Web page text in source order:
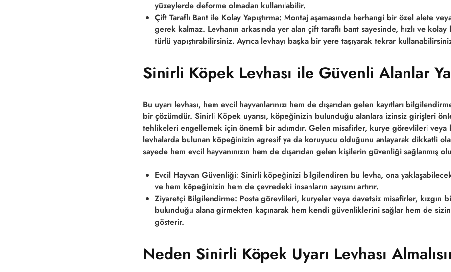
yüzeylerde deforme olmadan kullanılabilir.
Çift Taraflı Bant ile Kolay Yapıştırma: Montaj aşamasında herhangi bir özel alete
gerek kalmaz. Levhanın arkasında yer alan çift taraflı bant sayesinde, hızlı ve
türlü yapıştırabilirsiniz. Ayrıca levhayı başka bir yere taşıyarak tekrar
Sinirli Köpek Levhası ile Güvenli Alanlar
Bu uyarı levhası, hem evcil hayvanlarınızı hem de dışarıdan gelen kayıtları
bir çözümdür. Sinirli Köpek uyarısı, köpeğinizin bulunduğu alanlara izinsiz girişleri
tehlikeleri engellemek için önemli bir adımdır. Gelen misafirler, kurye görevlileri veya
levhalarda bulunan köpeğinizin agresif ya da koruyucu olduğunu anlayarak dikkatli
sayede hem evcil hayvanınızın hem de dışarıdan gelen kişilerin güvenliği sağlanmış
Evcil Hayvan Güvenliği: Sinirli köpeğinizi bilgilendiren bu levha, ona
ve hem köpeğinizin hem de çevredeki insanların sayısını artırır.
Ziyaretçi Bilgilendirme: Posta görevlileri, kuryeler veya davetsiz misafirler, kızgın
bulunduğu alana girmekten kaçınarak hem kendi güvenliklerini sağlar hem de sizin
gösterir.
Neden Sinirli Köpek Uyarı Levhası